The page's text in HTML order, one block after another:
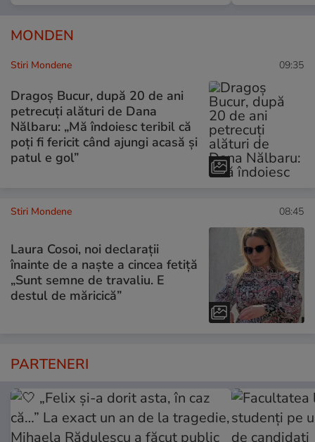
MONDEN
Stiri Mondene 09:35
Dragoș Bucur, după 20 de ani
petrecuți alături de Dana
Nălbaru: „Mă îndoiesc teribil că
poți fi fericit când ajungi acasă și
patul e gol”
Stiri Mondene 08:45
Laura Cosoi, noi declarații
înainte de a naște a cincea fetiță
„Sunt semne de travaliu. E
destul de măricică”
PARTENERI